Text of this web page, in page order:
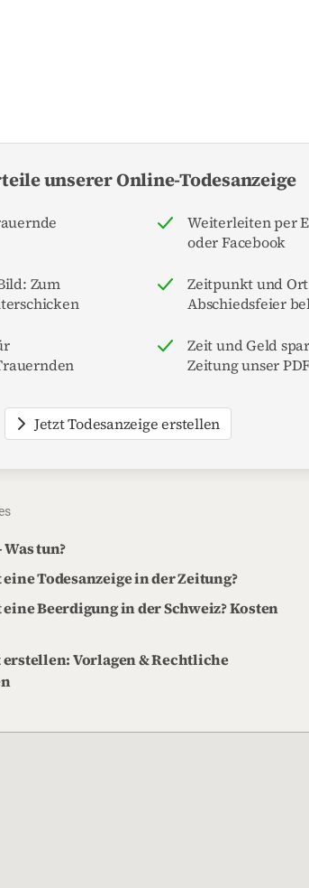
unserer Online-Todesanzeige
Weiterleiten per
oder Facebook
Zum
Zeitpunkt und
Abschiedsfeier
Zeit und Geld
Zeitung unser
Jetzt Todesanzeige erstellen
tun?
eine Todesanzeige in der Zeitung?
eine Beerdigung in der Schweiz? Kosten
erstellen: Vorlagen & Rechtliche